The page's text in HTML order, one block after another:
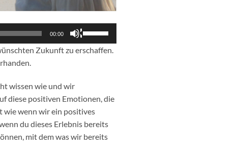
00:00
Hoch/Runter
benutzen,
Zukunft zu erschaffen.
wissen wie und wir
diese positiven Emotionen, die
wie wenn wir ein positives
du dieses Erlebnis bereits
mit dem was wir bereits